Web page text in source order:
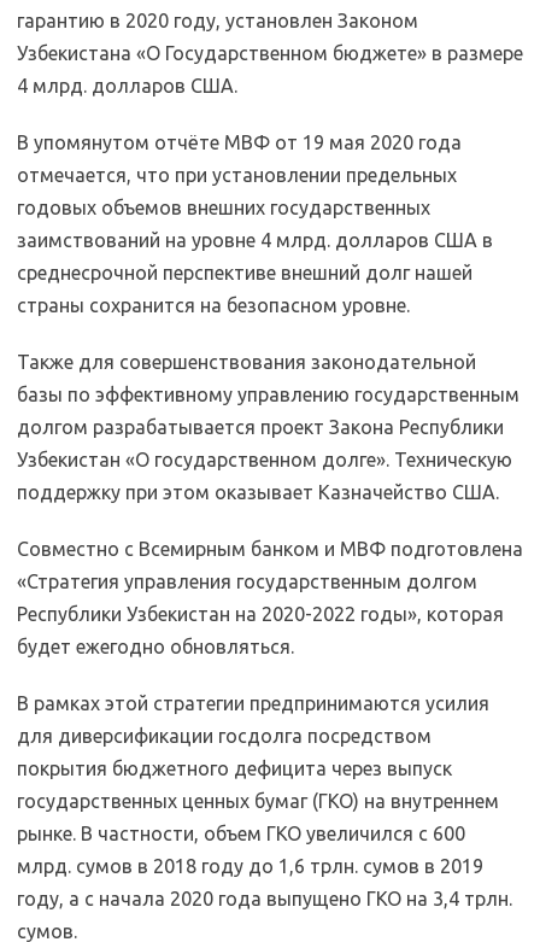
гарантию в 2020 году, установлен Законом
Узбекистана «О Государственном бюджете» в размере
4 млрд. долларов США.
В упомянутом отчёте МВФ от 19 мая 2020 года
отмечается, что при установлении предельных
годовых объемов внешних государственных
заимствований на уровне 4 млрд. долларов США в
среднесрочной перспективе внешний долг нашей
страны сохранится на безопасном уровне.
Также для совершенствования законодательной
базы по эффективному управлению государственным
долгом разрабатывается проект Закона Республики
Узбекистан «О государственном долге». Техническую
поддержку при этом оказывает Казначейство США.
Совместно с Всемирным банком и МВФ подготовлена
«Стратегия управления государственным долгом
Республики Узбекистан на 2020-2022 годы», которая
будет ежегодно обновляться.
В рамках этой стратегии предпринимаются усилия
для диверсификации госдолга посредством
покрытия бюджетного дефицита через выпуск
государственных ценных бумаг (ГКО) на внутреннем
рынке. В частности, объем ГКО увеличился с 600
млрд. сумов в 2018 году до 1,6 трлн. сумов в 2019
году, а с начала 2020 года выпущено ГКО на 3,4 трлн.
сумов.